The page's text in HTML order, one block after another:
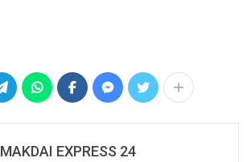
MAKDAI EXPRESS 24